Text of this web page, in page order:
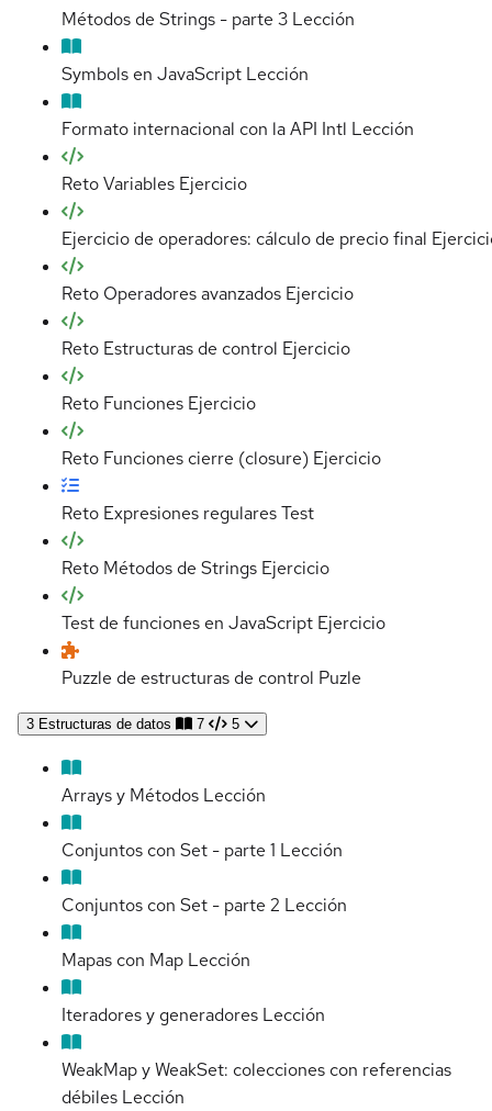
Métodos de Strings - parte 3 Lección
Symbols en JavaScript Lección
Formato internacional con la API Intl Lección
Reto Variables Ejercicio
Ejercicio de operadores: cálculo de precio final
Reto Operadores avanzados Ejercicio
Reto Estructuras de control Ejercicio
Reto Funciones Ejercicio
Reto Funciones cierre (closure) Ejercicio
Reto Expresiones regularesTest
Reto Métodos de Strings Ejercicio
Test de funciones en JavaScript Ejercicio
Puzzle de estructuras de control Puzle
3 Estructuras de datos 7 5
Arrays y Métodos Lección
Conjuntos con Set - parte 1 Lección
Conjuntos con Set - parte 2 Lección
Mapas con Map Lección
Iteradores y generadores Lección
WeakMap y WeakSet: colecciones con referencias
débiles Lección